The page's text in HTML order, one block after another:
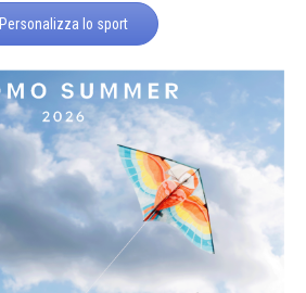
Personalizza lo sport